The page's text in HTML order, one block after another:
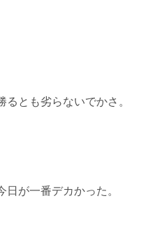
とも劣らないでかさ。
が一番デカかった。